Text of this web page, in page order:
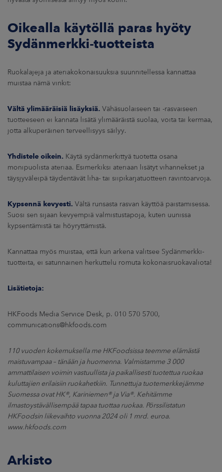
Oikealla käytöllä paras hyöty
Sydänmerkki-tuotteista
Ruokalajeja ja ateriakokonaisuuksia suunnitellessa kannattaa
muistaa nämä vinkit:
Vältä ylimääräisiä lisäyksiä. Vähäsuolaiseen tai -rasvaiseen
tuotteeseen ei kannata lisätä ylimääräistä suolaa, voita tai kermaa,
jotta alkuperäinen terveellisyys säilyy.
Yhdistele oikein. Käytä sydänmerkittyä tuotetta osana
monipuolista ateriaa. Esimerkiksi ateriaan lisätyt vihannekset ja
täysjyväleipä täydentävät liha- tai siipikarjatuotteen ravintoarvoja.
Kypsennä kevyesti. Vältä runsasta rasvan käyttöä paistamisessa.
Suosi sen sijaan kevyempiä valmistustapoja, kuten uunissa
kypsentämistä tai höyryttämistä.
Kannattaa myös muistaa, että kun arkena valitsee Sydänmerkki-
tuotteita, ei satunnainen herkuttelu romuta kokonaisruokavaliota!
Lisätietoja:
HKFoods Media Service Desk, p. 010 570 5700,
communications@hkfoods.com
110 vuoden kokemuksella me HKFoodsissa teemme elämästä
maistuvampaa – tänään ja huomenna. Valmistamme 3 000
ammattilaisen voimin vastuullista ja paikallisesti tuotettua ruokaa
kuluttajien erilaisiin ruokahetkiin. Tunnettuja tuotemerkkejämme
Suomessa ovat HK®, Kariniemen® ja Via®. Kehitämme
ilmastoystävällisempää tapaa tuottaa ruokaa. Pörssilistatun
HKFoodsin liikevaihto vuonna 2024 oli 1 mrd. euroa.
www.hkfoods.com
Arkisto